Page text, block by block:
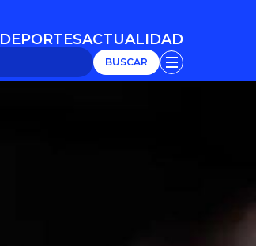
DEPORTESACTUALIDAD
ACTUALIDAD